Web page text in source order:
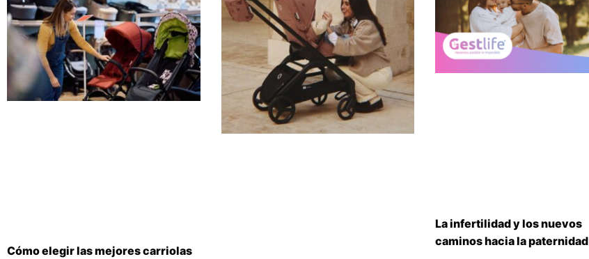
Cómo elegir las mejores carriolas
La infertilidad y los nuevos
caminos hacia la paternidad